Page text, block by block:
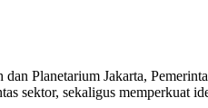
Planetarium Jakarta,
sektor, sekaligus memperkuat